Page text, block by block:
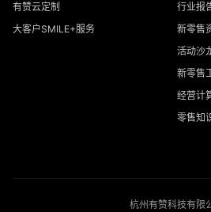
有赞云定制
大客户SMILE+服务
行业报
新零售
活动沙
新零售
经营计
零售知
杭州有赞科技有限